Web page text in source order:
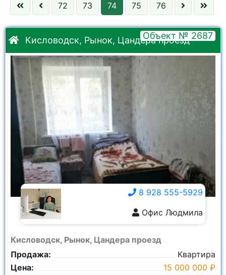
Улица: Ничего не выбрано
Кол. комнат:
Район: Ничего не выбрано
Комнаты: Ничего не выбрано
Ничего не выбрано
Площадь общая:
72 73 74 75 76
Кисловодск, Рынок, Цандера проезд
Объект № 2687
Кисловодск, Рынок, Цандера проезд
Продажа:
Квартира
Цена:
15 000 000 ₽
8 928 555-5929
Офис Людмила